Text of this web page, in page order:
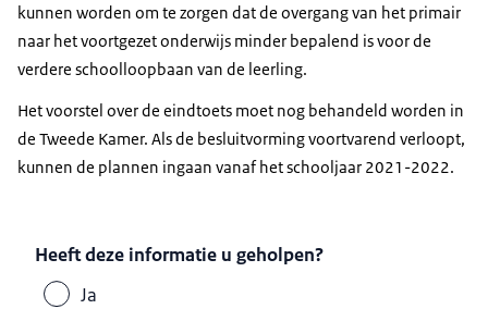
kunnen worden om te zorgen dat de overgang van het primair
naar het voortgezet onderwijs minder bepalend is voor de
verdere schoolloopbaan van de leerling.
Het voorstel over de eindtoets moet nog behandeld worden in
de Tweede Kamer. Als de besluitvorming voortvarend verloopt,
kunnen de plannen ingaan vanaf het schooljaar 2021-2022.
Heeft deze informatie u geholpen?
Ja